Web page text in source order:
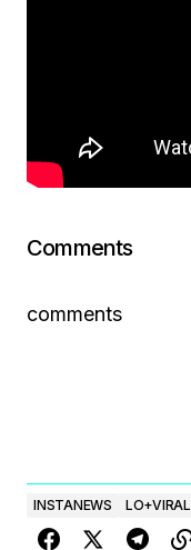
Comments
comments
INSTANEWS LO+VIRAL